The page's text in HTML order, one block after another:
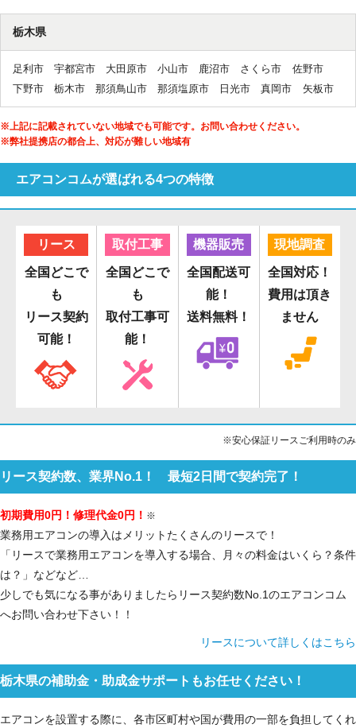
栃木県
足利市 宇都宮市 大田原市 小山市 鹿沼市 さくら市
佐野市
下野市
栃木市 那須鳥山市 那須塩原市 日光市 真岡市 矢板市
※上記に記載されていない地域でも可能です。お問い合わせください。
※弊社提携店の都合上、対応が難しい地域有
エアコンコムが選ばれる4つの特徴
リース
全国どこで
も
リース契約
可能！
取付工事
全国どこで
も
取付工事可
能！
機器販売
全国配送可
能！
送料無料！
現地調査
全国対応！
費用は頂き
ません
※安心保証リースご利用時のみ
リース契約数、業界No.1！ 最短2日間で契約完了！
初期費用0円！修理代金0円！ ※
業務用エアコンの導入はメリットたくさんのリースで！
「リースで業務用エアコンを導入する場合、月々の料金はいくら？条件
は？」などなど…
少しでも気になる事がありましたらリース契約数No.1のエアコンコム
へお問い合わせ下さい！！
リースについて詳しくはこちら
栃木県の補助金・助成金サポートもお任せください！
エアコンを設置する際に、各市区町村や国が費用の一部を負担してくれ